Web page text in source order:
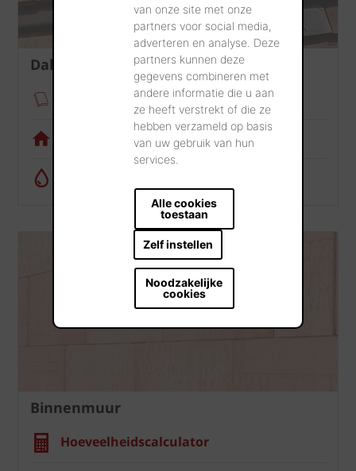
van onze site met onze
partners voor social media,
adverteren en analyse. Deze
partners kunnen deze
gegevens combineren met
andere informatie die u aan
ze heeft verstrekt of die ze
hebben verzameld op basis
van uw gebruik van hun
services.
Alle cookies
toestaan
Zelf instellen
Noodzakelijke
cookies
Dak
Verankeringsmodule
Visualisatietool
Binnenmuur
Hoeveelheidscalculator